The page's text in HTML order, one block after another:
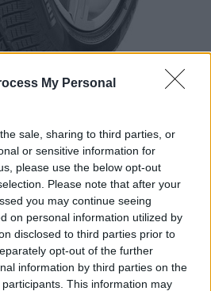
My Personal
sale, sharing to third parties, or
or sensitive information for
please use the below opt-out
Please note that after your
you may continue seeing
on personal information utilized by
disclosed to third parties prior to
opt-out of the further
information by third parties on the
participants. This information may
a dostupný do 3-10 dní.
+